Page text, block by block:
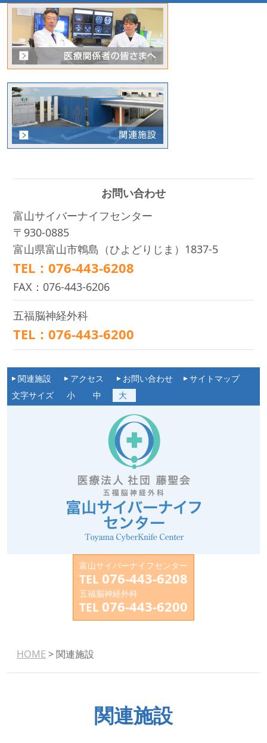
関連施設 アクセス お問い合わせ
サイトマップ
文字サイズ
小 中 大
富山サイバーナイフセンター
TEL 076-443-6208
五福脳神経外科
TEL 076-443-6200
お問い合わせ
富山サイバーナイフセンター
〒930-0885
富山県富山市鵯島（ひよどりじま）1837-5
TEL：076-443-6208
FAX：076-443-6206
五福脳神経外科
TEL：076-443-6200
HOME > 関連施設
関連施設